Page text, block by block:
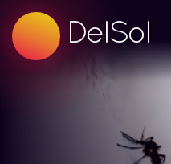
DelSol
99.5 FM